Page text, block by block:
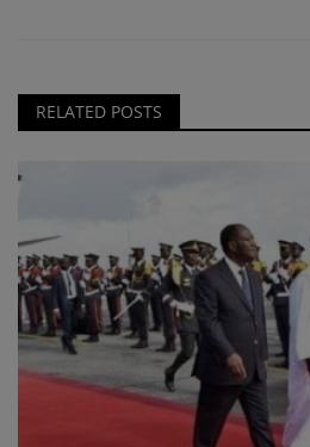
RELATED POSTS